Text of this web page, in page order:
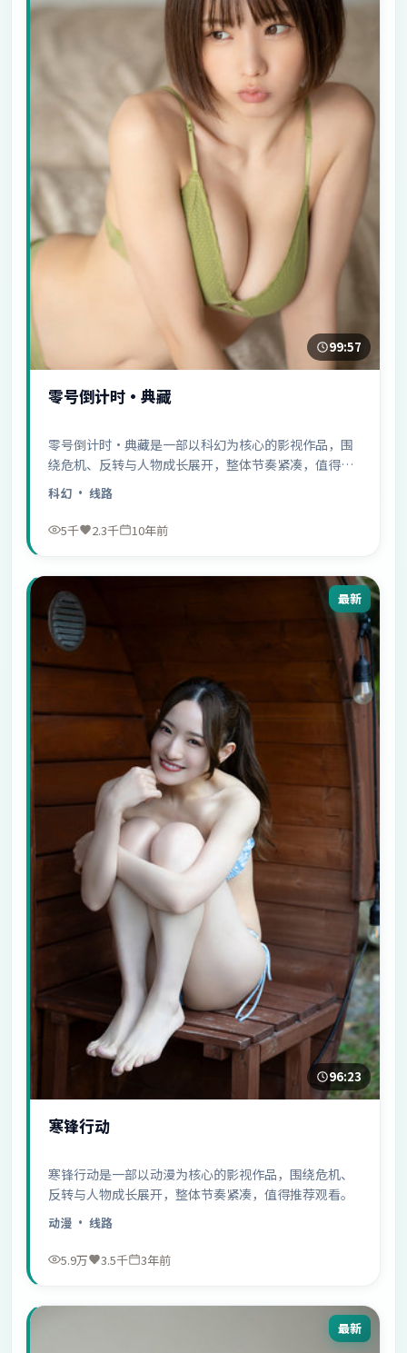
99:57
零号倒计时·典藏
零号倒计时·典藏是一部以科幻为核心的影视作品，围
绕危机、反转与人物成长展开，整体节奏紧凑，值得推
荐观看。
科幻 · 线路
5千 2.3千 10年前
最新
96:23
寒锋行动
寒锋行动是一部以动漫为核心的影视作品，围绕危机、
反转与人物成长展开，整体节奏紧凑，值得推荐观看。
动漫 · 线路
5.9万 3.5千 3年前
最新